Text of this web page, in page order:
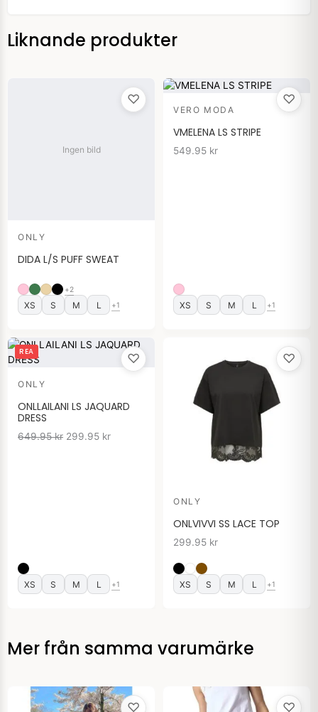
Liknande produkter
♡
Ingen bild
ONLY
DIDA L/S PUFF SWEAT
+2
XS S M L +1
♡
VERO MODA
VMELENA LS STRIPE
549.95 kr
XS S M L +1
♡
REA
ONLY
ONLLAILANI LS JAQUARD
DRESS
649.95kr
Det
649.95 kr.
299.95 kr
Det
nuvarande
priset
299.95 kr.
XS S M L +1
♡
ONLY
ONLVIVVI SS LACE TOP
299.95 kr
XS S M L +1
Mer från samma varumärke
♡ ♡